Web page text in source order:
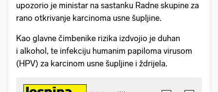
upozorio je ministar na sastanku Radne skupine za
rano otkrivanje karcinoma usne šupljine.
Kao glavne čimbenike rizika izdvojio je duhan
i alkohol, te infekciju humanim papiloma virusom
(HPV) za karcinom usne šupljine i ždrijela.